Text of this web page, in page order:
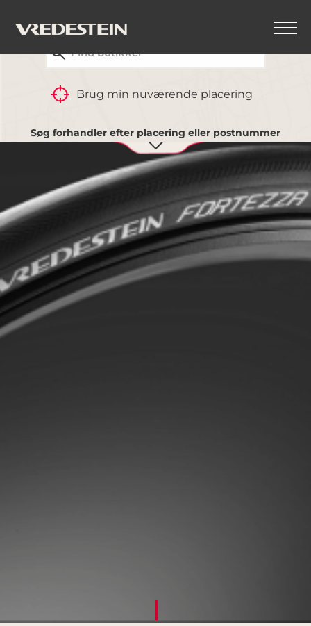
Brug min nuværende placering
Søg forhandler efter placering eller postnummer